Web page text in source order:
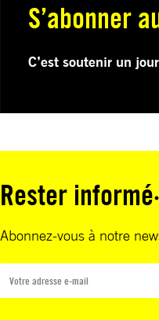
S’abonner
C’est soutenir un
Rester
Abonnez-vous à notre